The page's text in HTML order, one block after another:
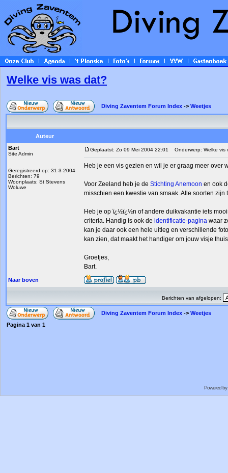
Welke vis was dat?
Diving Zaventem Forum Index -> Weetjes
Auteur
Bart
Site Admin
Geregistreerd op: 31-3-2004
Berichten: 79
Woonplaats: St Stevens
Woluwe
Geplaatst: Zo 09 Mei 2004 22:01 Onderwerp: Welke vis
Heb je een vis gezien en wil je er graag meer over
Voor Zeeland heb je de Stichting Anemoon en ook
misschien een kwestie van smaak. Alle soorten
Heb je op ï¿½ï¿½n of andere duikvakantie iets
criteria. Handig is ook de identificatie-pagina waar
kan je daar ook een hele uitleg en verschillende
kan zien, dat maakt het handiger om jouw visje
Groetjes,
Bart.
Naar boven
Berichten van afgelopen:
Diving Zaventem Forum Index -> Weetjes
Pagina 1 van 1
Powered by